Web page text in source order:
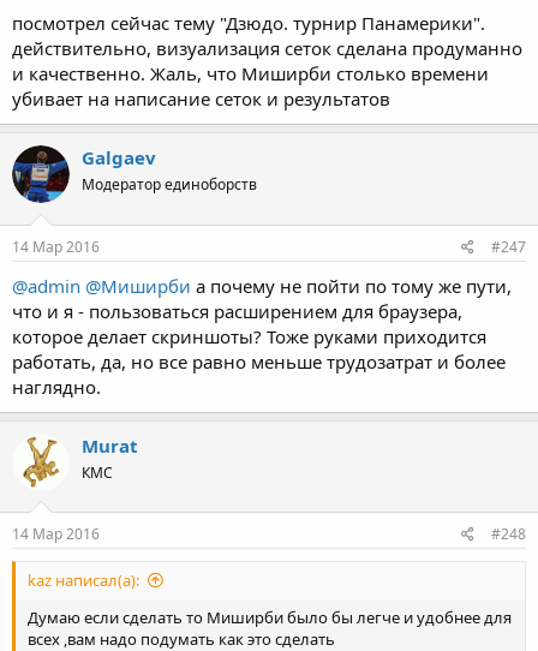
посмотрел сейчас тему "Дзюдо. турнир Панамерики".
действительно, визуализация сеток сделана продуманно
и качественно. Жаль, что Миширби столько времени
убивает на написание сеток и результатов
Galgaev
Модератор единоборств
14 Мар 2016 #247
@admin @Миширби а почему не пойти по тому же пути,
что и я - пользоваться расширением для браузера,
которое делает скриншоты? Тоже руками приходится
работать, да, но все равно меньше трудозатрат и более
наглядно.
Murat
КМС
14 Мар 2016 #248
kaz написал(а):
Думаю если сделать то Миширби было бы легче и удобнее для
всех ,вам надо подумать как это сделать